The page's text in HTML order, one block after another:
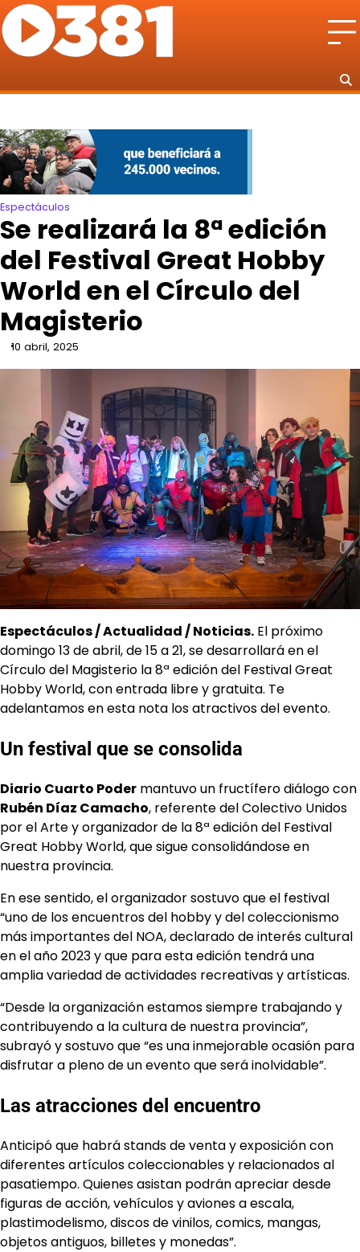
Skip
to
content
Espectáculos
Se realizará la 8ª edición
del Festival Great Hobby
World en el Círculo del
Magisterio
10 abril, 2025
Espectáculos / Actualidad / Noticias. El próximo
domingo 13 de abril, de 15 a 21, se desarrollará en el
Círculo del Magisterio la 8ª edición del Festival Great
Hobby World, con entrada libre y gratuita. Te
adelantamos en esta nota los atractivos del evento.
Un festival que se consolida
Diario Cuarto Poder mantuvo un fructífero diálogo con
Rubén Díaz Camacho, referente del Colectivo Unidos
por el Arte y organizador de la 8ª edición del Festival
Great Hobby World, que sigue consolidándose en
nuestra provincia.
En ese sentido, el organizador sostuvo que el festival
“uno de los encuentros del hobby y del coleccionismo
más importantes del NOA, declarado de interés cultural
en el año 2023 y que para esta edición tendrá una
amplia variedad de actividades recreativas y artísticas.
“Desde la organización estamos siempre trabajando y
contribuyendo a la cultura de nuestra provincia”,
subrayó y sostuvo que “es una inmejorable ocasión para
disfrutar a pleno de un evento que será inolvidable”.
Las atracciones del encuentro
Anticipó que habrá stands de venta y exposición con
diferentes artículos coleccionables y relacionados al
pasatiempo. Quienes asistan podrán apreciar desde
figuras de acción, vehículos y aviones a escala,
plastimodelismo, discos de vinilos, comics, mangas,
objetos antiguos, billetes y monedas”.